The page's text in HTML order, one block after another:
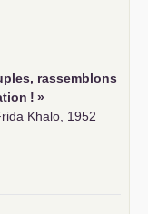
rassemblons
! »
Khalo, 1952